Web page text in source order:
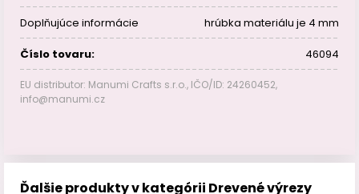
Doplňujúce informácie hrúbka materiálu je 4 mm
Číslo tovaru: 46094
EU distributor: Manumi Crafts s.r.o., IČO/ID: 24260452,
info@manumi.cz
Ďalšie produkty v kategórii Drevené výrezy